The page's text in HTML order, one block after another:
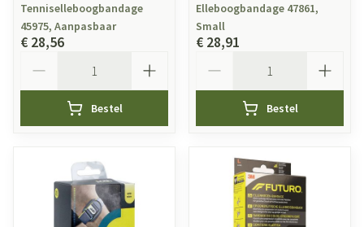
Tenniselleboogbandage
45975, Aanpasbaar
€ 28,56
Bestel
Elleboogbandage 47861,
Small
€ 28,91
Bestel